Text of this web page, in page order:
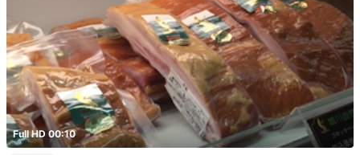
Full HD 00:10